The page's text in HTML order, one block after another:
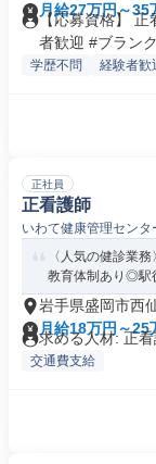
月給27万円～35
【応募資格】 正
者歓迎 #ブランク
学歴不問 経験者歓
正社員
正看護師
いわて健康管理センタ
〈人気の健診業
教育体制あり◎駅
岩手県盛岡市西
月給18万円～25
求める人材: 正
交通費支給